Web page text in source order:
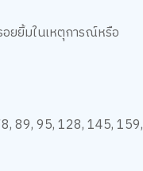
ยยิ้มในเหตุการณ์หรือ
89, 95, 128, 145, 159,